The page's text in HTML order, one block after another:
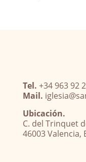
Tel. +34 963 92
Mail.
Ubicación.
C. del Trinquet
46003 Valencia,